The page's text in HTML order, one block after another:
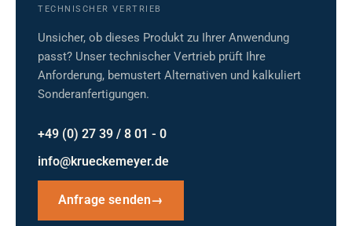
TECHNISCHER VERTRIEB
Unsicher, ob dieses Produkt zu Ihrer Anwendung
passt? Unser technischer Vertrieb prüft Ihre
Anforderung, bemustert Alternativen und kalkuliert
Sonderanfertigungen.
+49 (0) 27 39 / 8 01 - 0
info@krueckemeyer.de
Anfrage senden→